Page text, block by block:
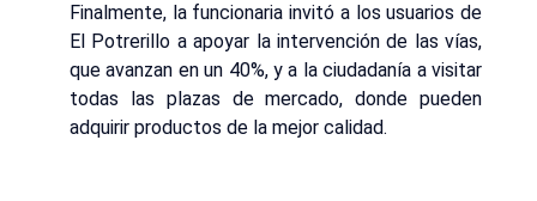
Finalmente, la funcionaria invitó a los usuarios de
El Potrerillo a apoyar la intervención de las vías,
que avanzan en un 40%, y a la ciudadanía a visitar
todas las plazas de mercado, donde pueden
adquirir productos de la mejor calidad.